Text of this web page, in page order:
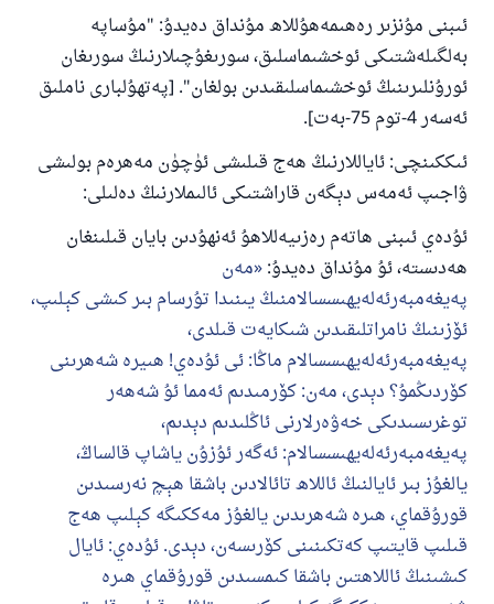
ئىبنى مۇنزىر رەھىمەھۇللاھ مۇنداق دەيدۇ: "مۇساپە
بەلگىلەشتىكى ئوخشىماسلىق، سورىغۇچىلارنىڭ سورىغان
ئورۇنلىرىنىڭ ئوخشىماسلىقىدىن بولغان". [پەتھۇلبارى ناملىق
ئەسەر 4-توم 75-بەت].
ئىككىنچى: ئاياللارنىڭ ھەج قىلىشى ئۈچۈن مەھرەم بولىشى
ۋاجىپ ئەمەس دېگەن قاراشتىكى ئالىملارنىڭ دەلىلى:
ئۇدەي ئىبنى ھاتەم رەزىيەللاھۇ ئەنھۇدىن بايان قىلىنغان
ھەدىستە، ئۇ مۇنداق دەيدۇ: مەن
پەيغەمبەرئەلەيھىسسالامنىڭ يىنىدا تۇرسام بىر كىشى كېلىپ،
ئۆزىنىڭ نامراتلىقىدىن شىكايەت قىلدى،
پەيغەمبەرئەلەيھىسسالام ماڭا: ئى ئۇدەي! ھىيرە شەھرىنى
كۆردىڭمۇ؟ دېدى، مەن: كۆرمىدىم ئەمما ئۇ شەھەر
توغرىسىدىكى خەۋەرلارنى ئاڭلىدىم دېدىم،
پەيغەمبەرئەلەيھىسسالام: ئەگەر ئۇزۇن ياشاپ قالساڭ،
يالغۇز بىر ئايالنىڭ ئاللاھ تائالادىن باشقا ھېچ نەرسىدىن
قورۇقماي، ھىرە شەھرىدىن يالغۇز مەككىگە كېلىپ ھەج
قىلىپ قايتىپ كەتكىنىنى كۆرىسەن، دېدى. ئۇدەي: ئايال
كىشىنىڭ ئاللاھتىن باشقا كىمسىدىن قورۇقماي ھىرە